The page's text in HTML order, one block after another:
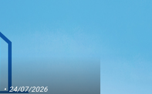
24/07/2026